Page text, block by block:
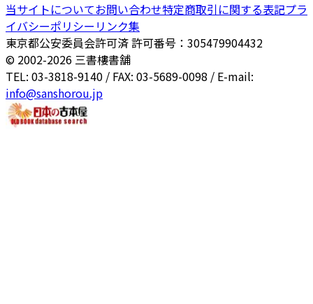
当サイトについてお問い合わせ特定商取引に関する表記プラ
イバシーポリシー リンク集
東京都公安委員会許可済 許可番号：305479904432
© 2002-2026 三書樓書舗
TEL: 03-3818-9140 / FAX: 03-5689-0098 / E-mail:
info@sanshorou.jp